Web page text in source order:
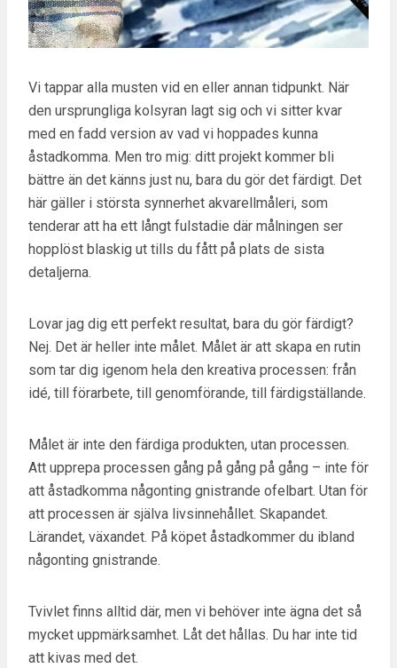
Vi tappar alla musten vid en eller annan tidpunkt. När
den ursprungliga kolsyran lagt sig och vi sitter kvar
med en fadd version av vad vi hoppades kunna
åstadkomma. Men tro mig: ditt projekt kommer bli
bättre än det känns just nu, bara du gör det färdigt. Det
här gäller i största synnerhet akvarellmåleri, som
tenderar att ha ett långt fulstadie där målningen ser
hopplöst blaskig ut tills du fått på plats de sista
detaljerna.
Lovar jag dig ett perfekt resultat, bara du gör färdigt?
Nej. Det är heller inte målet. Målet är att skapa en rutin
som tar dig igenom hela den kreativa processen: från
idé, till förarbete, till genomförande, till färdigställande.
Målet är inte den färdiga produkten, utan processen.
Att upprepa processen gång på gång på gång – inte för
att åstadkomma någonting gnistrande ofelbart. Utan för
att processen är själva livsinnehållet. Skapandet.
Lärandet, växandet. På köpet åstadkommer du ibland
någonting gnistrande.
Tvivlet finns alltid där, men vi behöver inte ägna det så
mycket uppmärksamhet. Låt det hållas. Du har inte tid
att kivas med det.